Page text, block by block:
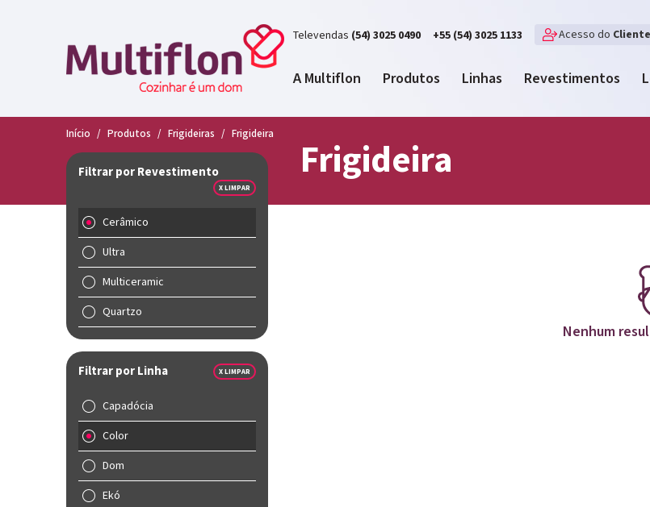
Televendas (54) 3025 0490 +55 (54) 3025 1133 Acesso do Cliente
A Multiflon Produtos Linhas Revestimentos
Início / Produtos / Frigideiras / Frigideira
Frigideira
Filtrar por Revestimento
X LIMPAR
Cerâmico
Ultra
Multiceramic
Quartzo
Filtrar por Linha X LIMPAR
Capadócia
Color
Dom
Ekó
Nenhum